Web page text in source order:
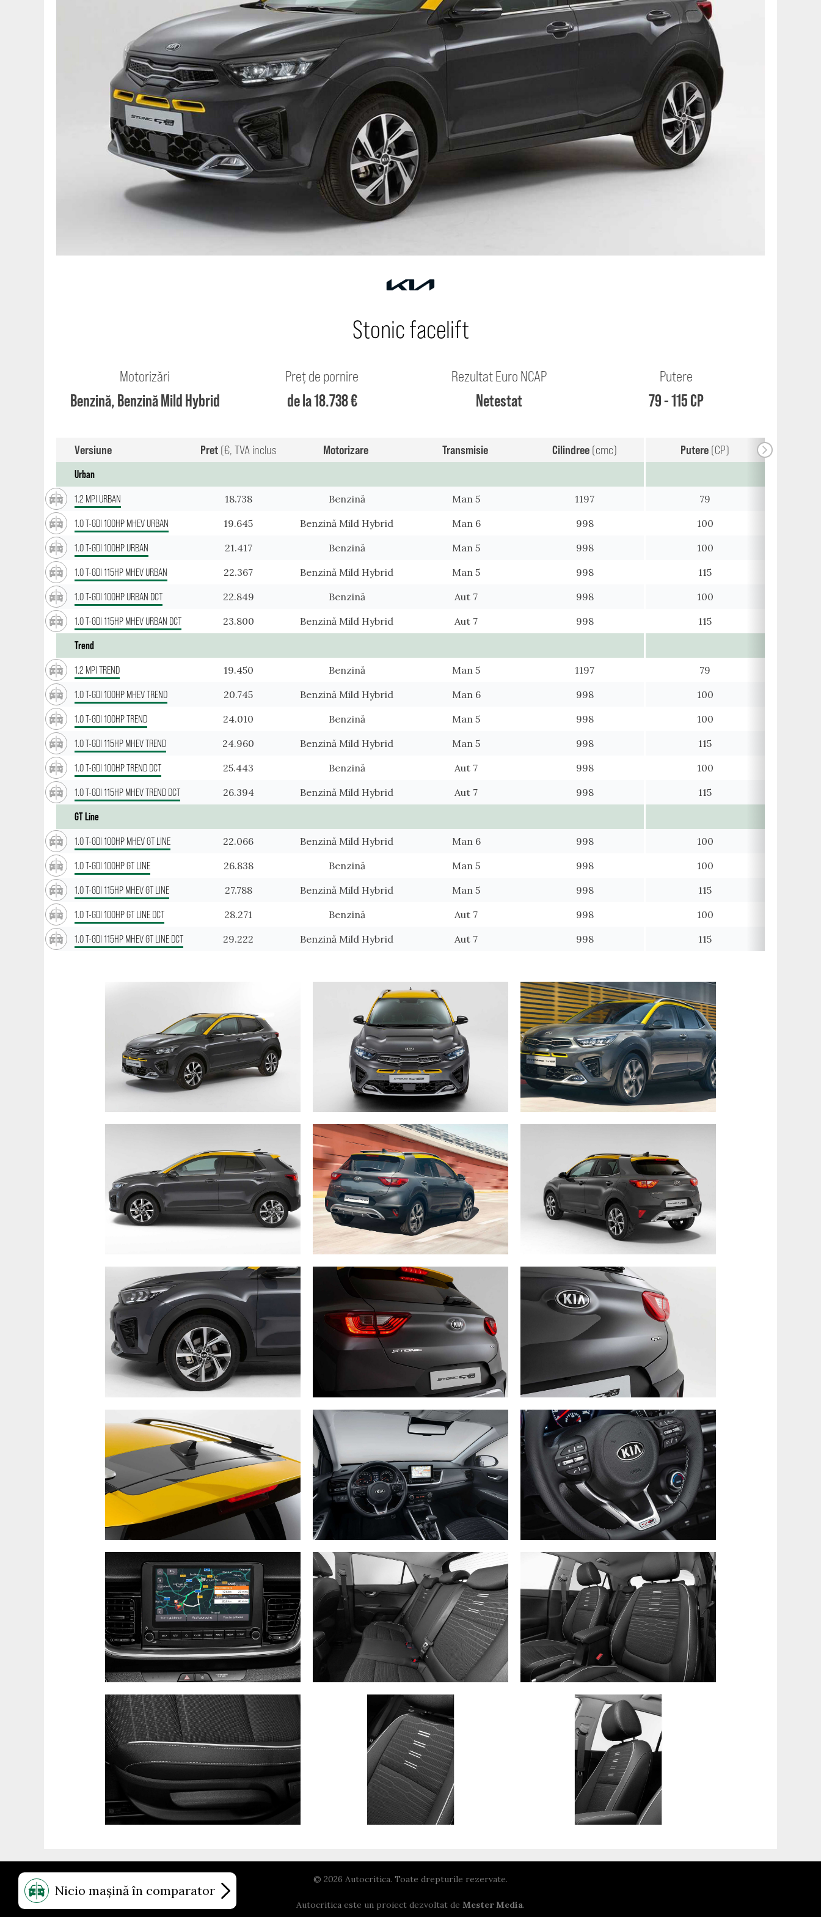
Nicio mașină în comparator
Stonic facelift
Motorizări
Benzină, Benzină Mild Hybrid
Preț de pornire
de la 18.738 €
Rezultat Euro NCAP
Netestat
Putere
79 - 115 CP
Versiune Pret (€, TVA inclus Motorizare Transmisie Cilindree (cmc) Putere (CP)
Urban
1.2 MPI URBAN 18.738 Benzină Man 5 1197 79
1.0 T-GDI 100HP MHEV URBAN 19.645 Benzină Mild Hybrid Man 6 998 100
1.0 T-GDI 100HP URBAN 21.417 Benzină Man 5 998 100
1.0 T-GDI 115HP MHEV URBAN 22.367 Benzină Mild Hybrid Man 5 998 115
1.0 T-GDI 100HP URBAN DCT 22.849 Benzină Aut 7 998 100
1.0 T-GDI 115HP MHEV URBAN DCT 23.800 Benzină Mild Hybrid Aut 7 998 115
Trend
1.2 MPI TREND 19.450 Benzină Man 5 1197 79
1.0 T-GDI 100HP MHEV TREND 20.745 Benzină Mild Hybrid Man 6 998 100
1.0 T-GDI 100HP TREND 24.010 Benzină Man 5 998 100
1.0 T-GDI 115HP MHEV TREND 24.960 Benzină Mild Hybrid Man 5 998 115
1.0 T-GDI 100HP TREND DCT 25.443 Benzină Aut 7 998 100
1.0 T-GDI 115HP MHEV TREND DCT 26.394 Benzină Mild Hybrid Aut 7 998 115
GT Line
1.0 T-GDI 100HP MHEV GT LINE 22.066 Benzină Mild Hybrid Man 6 998 100
1.0 T-GDI 100HP GT LINE 26.838 Benzină Man 5 998 100
1.0 T-GDI 115HP MHEV GT LINE 27.788 Benzină Mild Hybrid Man 5 998 115
1.0 T-GDI 100HP GT LINE DCT 28.271 Benzină Aut 7 998 100
1.0 T-GDI 115HP MHEV GT LINE DCT 29.222 Benzină Mild Hybrid Aut 7 998 115
© 2026 Autocritica. Toate drepturile rezervate.
Autocritica este un proiect dezvoltat de Mester Media.